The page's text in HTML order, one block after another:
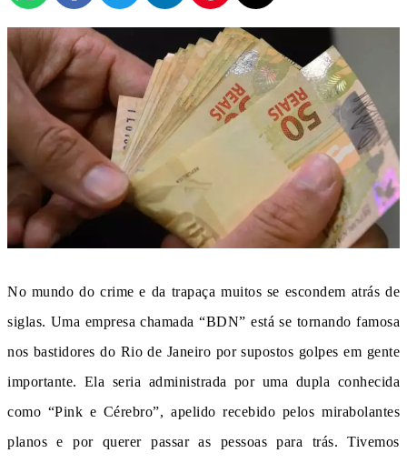
No mundo do crime e da trapaça muitos se escondem atrás de
siglas. Uma empresa chamada “BDN” está se tornando famosa
nos bastidores do Rio de Janeiro por supostos golpes em gente
importante. Ela seria administrada por uma dupla conhecida
como “Pink e Cérebro”, apelido recebido pelos mirabolantes
planos e por querer passar as pessoas para trás. Tivemos